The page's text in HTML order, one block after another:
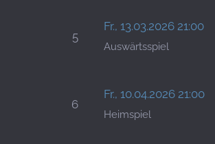
5
Fr., 13.03.2026 21:00
Auswärtsspiel
6
Fr., 10.04.2026 21:00
Heimspiel